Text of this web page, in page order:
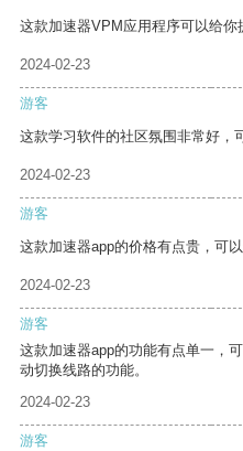
这款加速器VPM应用程序可以给你
2024-02-23
游客
这款学习软件的社区氛围非常好，
2024-02-23
游客
这款加速器app的价格有点贵，可
2024-02-23
游客
这款加速器app的功能有点单一，
动切换线路的功能。
2024-02-23
游客